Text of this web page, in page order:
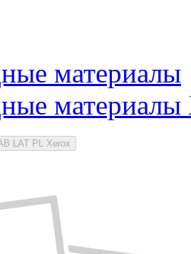
материалы
LAT PL Xerox